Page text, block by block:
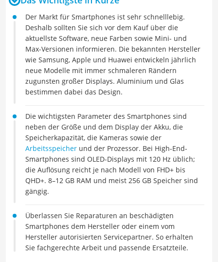
Der Markt für Smartphones ist sehr schnelllebig.
Deshalb sollten Sie sich vor dem Kauf über die
aktuellste Software, neue Farben sowie Mini- und
Max-Versionen informieren. Die bekannten Hersteller
wie Samsung, Apple und Huawei entwickeln jährlich
neue Modelle mit immer schmaleren Rändern
zugunsten großer Displays. Aluminium und Glas
bestimmen dabei das Design.
Die wichtigsten Parameter des Smartphones sind
neben der Größe und dem Display der Akku, die
Speicherkapazität, die Kameras sowie der
Arbeitsspeicher und der Prozessor. Bei High-End-
Smartphones sind OLED-Displays mit 120 Hz üblich;
die Auflösung reicht je nach Modell von FHD+ bis
QHD+. 8–12 GB RAM und meist 256 GB Speicher sind
gängig.
Überlassen Sie Reparaturen an beschädigten
Smartphones dem Hersteller oder einem vom
Hersteller autorisierten Servicepartner. So erhalten
Sie fachgerechte Arbeit und passende Ersatzteile.